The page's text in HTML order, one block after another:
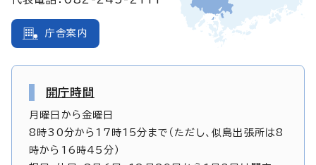
庁舎案内
開庁時間
月曜日から金曜日
8時30分から17時15分まで（ただし、似島出張所は8
時から16時45分）